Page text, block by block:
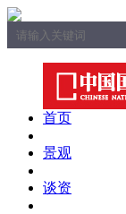
首页
景观
谈资